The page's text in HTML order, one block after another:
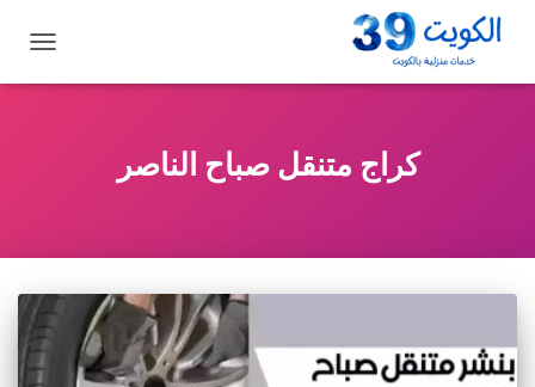
التنقل
كراج متنقل صباح الناصر